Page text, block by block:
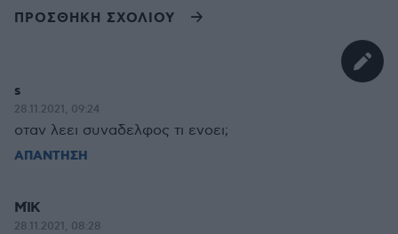
ΠΡΟΣΘΗΚΗ ΣΧΟΛΙΟΥ
s
28.11.2021, 09:24
οταν λεει συναδελφος τι ενοει;
ΑΠΑΝΤΗΣΗ
ΜΊΚ
28.11.2021, 08:28